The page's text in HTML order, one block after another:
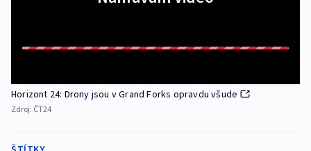
Horizont 24: Drony jsou v Grand Forks opravdu všude
Zdroj: ČT24